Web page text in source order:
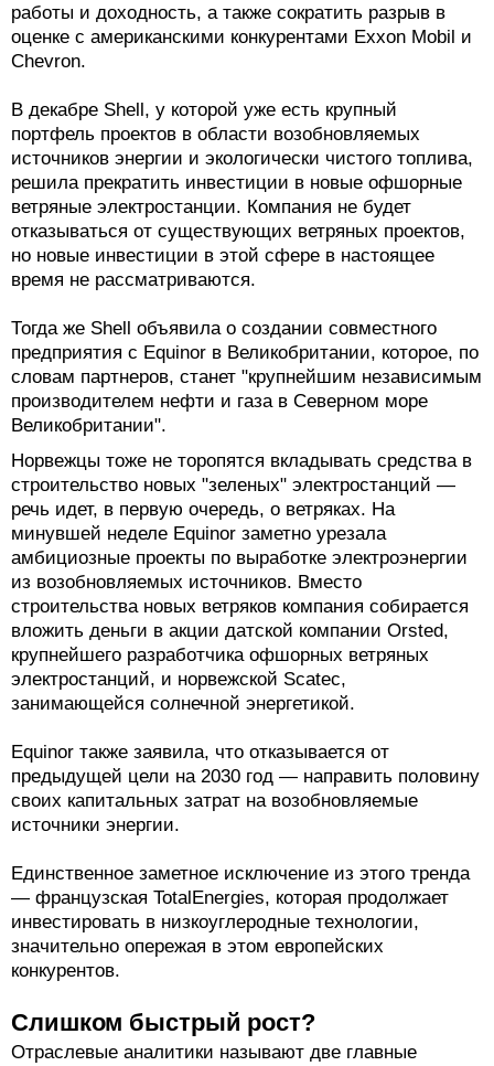
работы и доходность, а также сократить разрыв в
оценке с американскими конкурентами Exxon Mobil и
Chevron.
В декабре Shell, у которой уже есть крупный
портфель проектов в области возобновляемых
источников энергии и экологически чистого топлива,
решила прекратить инвестиции в новые офшорные
ветряные электростанции. Компания не будет
отказываться от существующих ветряных проектов,
но новые инвестиции в этой сфере в настоящее
время не рассматриваются.
Тогда же Shell объявила о создании совместного
предприятия с Equinor в Великобритании, которое, по
словам партнеров, станет "крупнейшим независимым
производителем нефти и газа в Северном море
Великобритании".
Норвежцы тоже не торопятся вкладывать средства в
строительство новых "зеленых" электростанций —
речь идет, в первую очередь, о ветряках. На
минувшей неделе Equinor заметно урезала
амбициозные проекты по выработке электроэнергии
из возобновляемых источников. Вместо
строительства новых ветряков компания собирается
вложить деньги в акции датской компании Orsted,
крупнейшего разработчика офшорных ветряных
электростанций, и норвежской Scatec,
занимающейся солнечной энергетикой.
Equinor также заявила, что отказывается от
предыдущей цели на 2030 год — направить половину
своих капитальных затрат на возобновляемые
источники энергии.
Единственное заметное исключение из этого тренда
— французская TotalEnergies, которая продолжает
инвестировать в низкоуглеродные технологии,
значительно опережая в этом европейских
конкурентов.
Слишком быстрый рост?
Отраслевые аналитики называют две главные